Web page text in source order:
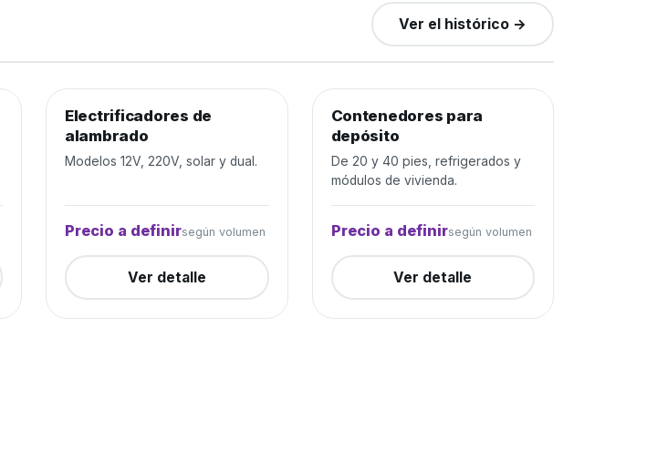
Ver el histórico →
Alambrados y cercos
Electrificadores de
alambrado
Modelos 12V, 220V, solar y dual.
Precio a definirsegún volumen
Ver detalle
Depósito y construcción
Contenedores para
depósito
De 20 y 40 pies, refrigerados y
módulos de vivienda.
Precio a definirsegún volumen
Ver detalle